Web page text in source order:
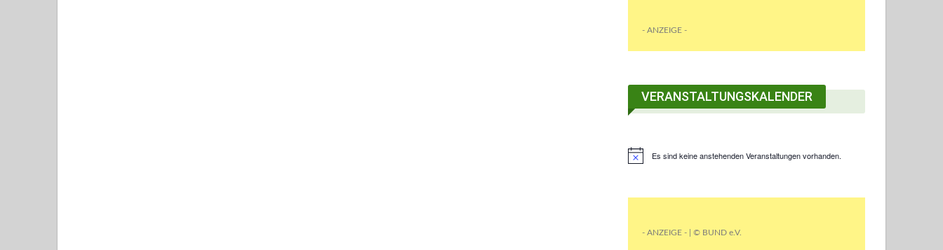
- ANZEIGE -
VERANSTALTUNGSKALENDER
Es sind keine anstehenden Veranstaltungen vorhanden.
- ANZEIGE - | © BUND e.V.